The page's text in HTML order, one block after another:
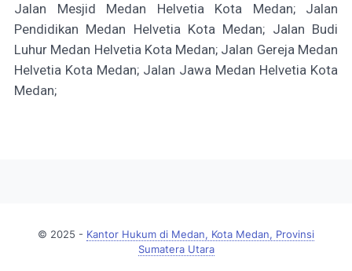
Jalan Mesjid Medan Helvetia Kota Medan; Jalan
Pendidikan Medan Helvetia Kota Medan; Jalan Budi
Luhur Medan Helvetia Kota Medan; Jalan Gereja Medan
Helvetia Kota Medan; Jalan Jawa Medan Helvetia Kota
Medan;
© 2025 - Kantor Hukum di Medan, Kota Medan, Provinsi
Sumatera Utara